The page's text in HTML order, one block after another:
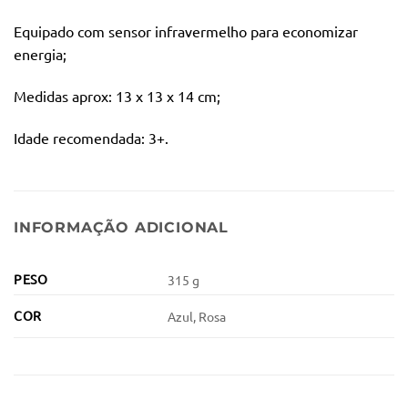
Equipado com sensor infravermelho para economizar
energia;
Medidas aprox: 13 x 13 x 14 cm;
Idade recomendada: 3+.
INFORMAÇÃO ADICIONAL
PESO 315 g
COR Azul, Rosa